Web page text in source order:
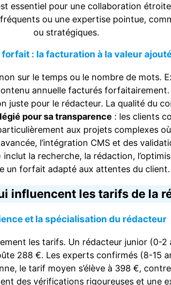
essentiel pour une collaboration
ou une expertise pointue,
ou stratégiques.
forfait : la facturation à la valeur
sur le temps ou le nombre de mots.
annuelle facturés
juste pour le rédacteur. La qualité du
pour sa transparence : les clients
aux projets complexes
l’intégration CMS et des
la recherche, la rédaction,
un forfait adapté aux attentes du client.
influencent les tarifs de la
et la spécialisation du rédacteur
les tarifs. Un rédacteur junior (0-
288 €. Les experts confirmés (8-15
le tarif moyen s’élève à 398 €,
des vérifications rigoureuses et une